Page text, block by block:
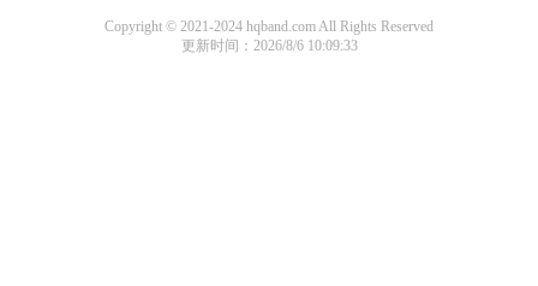
Copyright © 2021-2024 hqband.com All Rights Reserved
更新时间：2026/8/6 10:09:33